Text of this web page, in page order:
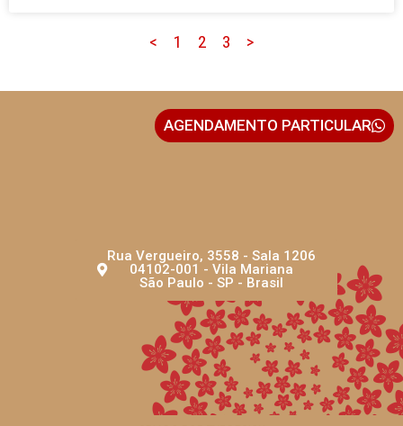
< 1 2 3 >
Rua Vergueiro, 3558 - Sala 1206
04102-001 - Vila Mariana
São Paulo - SP - Brasil
AGENDAMENTO PARTICULAR